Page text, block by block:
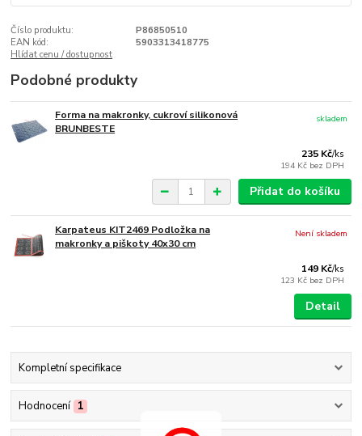
Číslo produktu:
P86850510
EAN kód:
5903313418775
Hlídat cenu / dostupnost
Podobné produkty
Forma na makronky, cukroví silikonová
BRUNBESTE
235 Kč/ks
194 Kč bez DPH
skladem
Přidat do košíku
Karpateus KIT2469 Podložka na
makronky a piškoty 40x30 cm
149 Kč/ks
123 Kč bez DPH
Není skladem
Detail
Kompletní specifikace
Hodnocení 1